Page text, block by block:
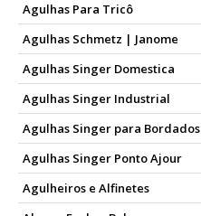
Agulhas Para Tricô
Agulhas Schmetz | Janome
Agulhas Singer Domestica
Agulhas Singer Industrial
Agulhas Singer para Bordados
Agulhas Singer Ponto Ajour
Agulheiros e Alfinetes